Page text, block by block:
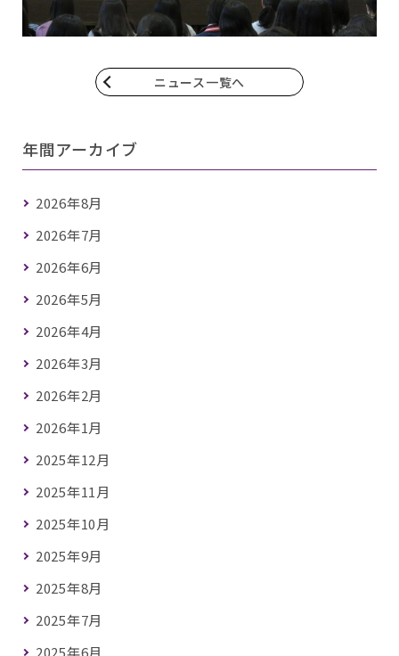
ニュース一覧へ
年間アーカイブ
2026年8月
2026年7月
2026年6月
2026年5月
2026年4月
2026年3月
2026年2月
2026年1月
2025年12月
2025年11月
2025年10月
2025年9月
2025年8月
2025年7月
2025年6月